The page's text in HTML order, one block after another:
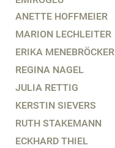
ANETTE HOFFMEIER
MARION LECHLEITER
ERIKA MENEBRÖCKER
REGINA NAGEL
JULIA RETTIG
KERSTIN SIEVERS
RUTH STAKEMANN
ECKHARD THIEL